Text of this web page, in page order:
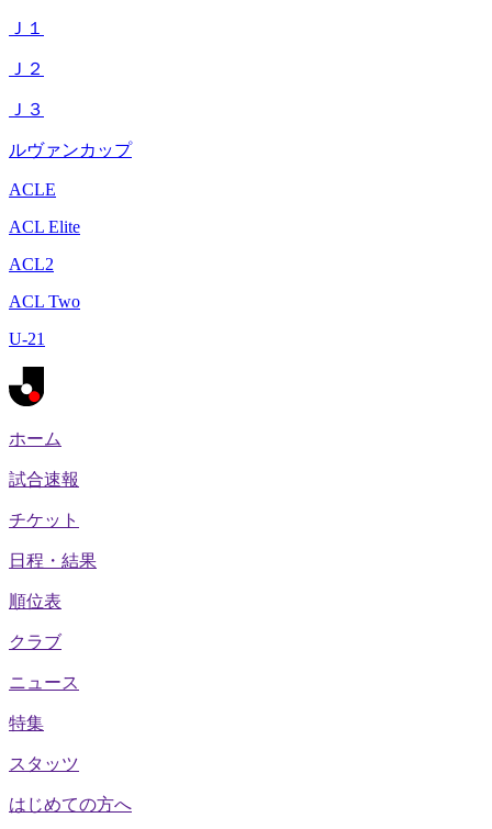
Ｊ１
Ｊ２
Ｊ３
ルヴァンカップ
ACLE
ACL Elite
ACL2
ACL Two
U-21
ホーム
試合速報
チケット
日程・結果
順位表
クラブ
ニュース
特集
スタッツ
はじめての方へ